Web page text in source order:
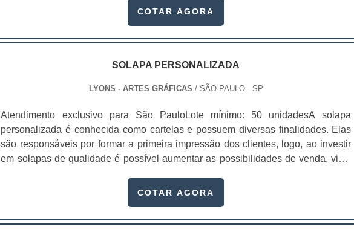
entanto, com o passar do tempo, essa função foi ampliada e passou a utilizar
COTAR AGORA
SOLAPA PERSONALIZADA
LYONS - ARTES GRÁFICAS / SÃO PAULO - SP
Atendimento exclusivo para São PauloLote mínimo: 50 unidadesA solapa
personalizada é conhecida como cartelas e possuem diversas finalidades. Elas
são responsáveis por formar a primeira impressão dos clientes, logo, ao investir
em solapas de qualidade é possível aumentar as possibilidades de venda, visto
solapa é ainda melhor, porque ela possui a identidade da empresa e consegue
COTAR AGORA